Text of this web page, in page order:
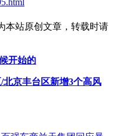
本站原创文章，转载时请
开始的
京丰台区新增3个高风